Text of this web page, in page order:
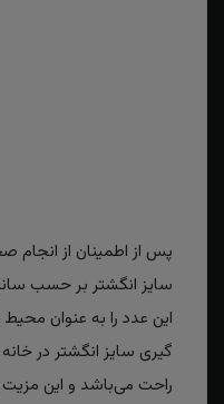
پس از اطمینان از انجام
سایز انگشتر بر حسب
این عدد را به عنوان
گیری سایز انگشتر در
راحت می‌باشد و این مزیت